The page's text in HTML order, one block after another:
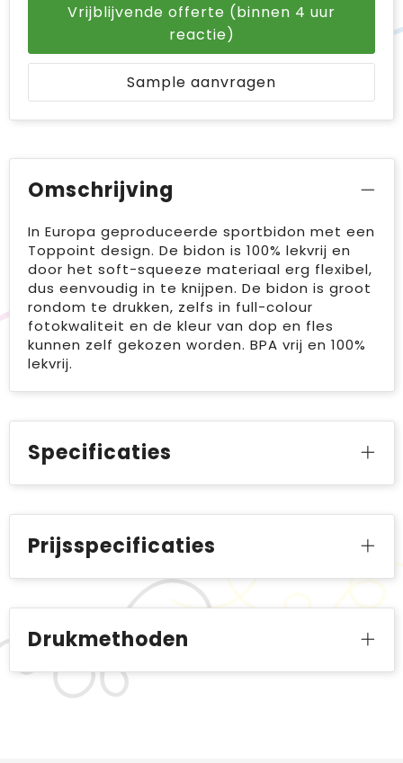
Vrijblijvende offerte (binnen 4 uur
reactie)
Sample aanvragen
Omschrijving
In Europa geproduceerde sportbidon met een
Toppoint design. De bidon is 100% lekvrij en
door het soft-squeeze materiaal erg flexibel,
dus eenvoudig in te knijpen. De bidon is groot
rondom te drukken, zelfs in full-colour
fotokwaliteit en de kleur van dop en fles
kunnen zelf gekozen worden. BPA vrij en 100%
lekvrij.
Specificaties
Prijsspecificaties
Drukmethoden